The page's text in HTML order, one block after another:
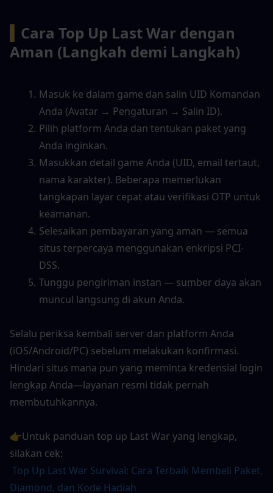
Cara Top Up Last War dengan
Aman (Langkah demi Langkah)
Masuk ke dalam game dan salin UID Komandan
Anda (Avatar → Pengaturan → Salin ID).
Pilih platform Anda dan tentukan paket yang
Anda inginkan.
Masukkan detail game Anda (UID, email tertaut,
nama karakter). Beberapa memerlukan
tangkapan layar cepat atau verifikasi OTP untuk
keamanan.
Selesaikan pembayaran yang aman — semua
situs terpercaya menggunakan enkripsi PCI-
DSS.
Tunggu pengiriman instan — sumber daya akan
muncul langsung di akun Anda.
Selalu periksa kembali server dan platform Anda
(iOS/Android/PC) sebelum melakukan konfirmasi.
Hindari situs mana pun yang meminta kredensial login
lengkap Anda—layanan resmi tidak pernah
membutuhkannya.
👉Untuk panduan top up Last War yang lengkap,
silakan cek:
Top Up Last War Survival: Cara Terbaik Membeli Paket,
Diamond, dan Kode Hadiah